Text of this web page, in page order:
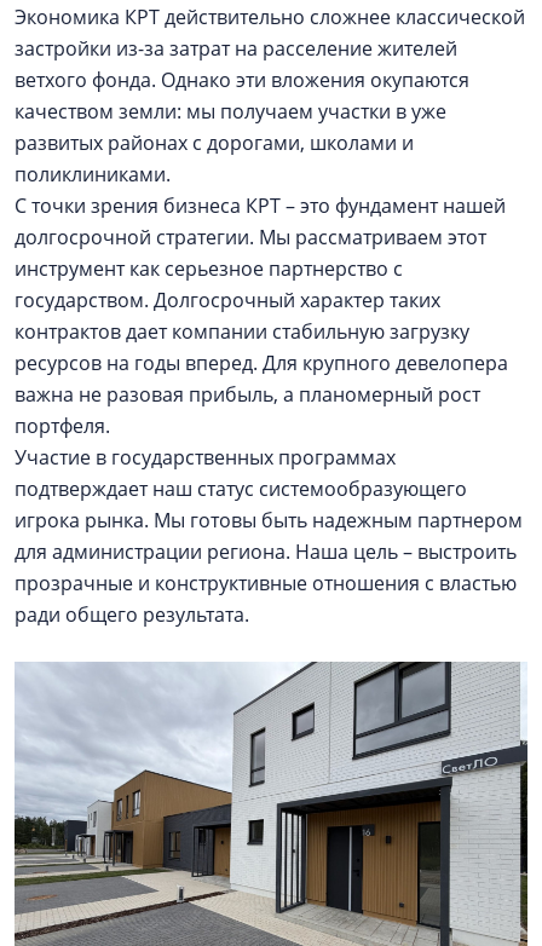
Экономика КРТ действительно сложнее классической
застройки из-за затрат на расселение жителей
ветхого фонда. Однако эти вложения окупаются
качеством земли: мы получаем участки в уже
развитых районах с дорогами, школами и
поликлиниками.
С точки зрения бизнеса КРТ – это фундамент нашей
долгосрочной стратегии. Мы рассматриваем этот
инструмент как серьезное партнерство с
государством. Долгосрочный характер таких
контрактов дает компании стабильную загрузку
ресурсов на годы вперед. Для крупного девелопера
важна не разовая прибыль, а планомерный рост
портфеля.
Участие в государственных программах
подтверждает наш статус системообразующего
игрока рынка. Мы готовы быть надежным партнером
для администрации региона. Наша цель – выстроить
прозрачные и конструктивные отношения с властью
ради общего результата.